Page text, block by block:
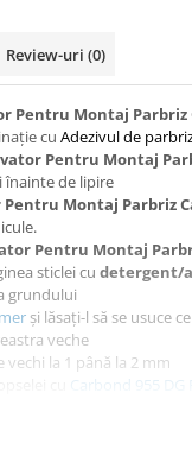
Review-uri (0)
Pentru Montaj Parbriz
cu Adezivul de
Pentru Montaj
înainte de lipire
Montaj Parbriz
Pentru Montaj
sticlei cu detergent/
grundului
și lăsați-l să se usuce
veche
la 1 până la 2 mm
Carbond 955 DG